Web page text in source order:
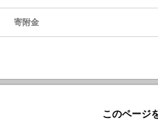
寄附金
このページ